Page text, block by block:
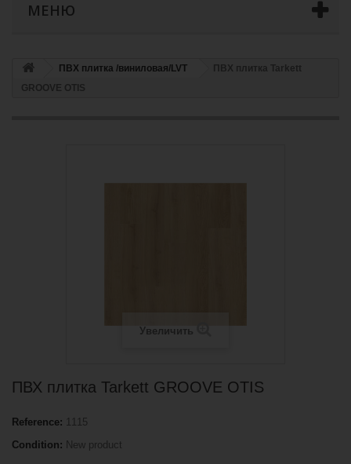
МЕНЮ
ПВХ плитка /виниловая/LVT
ПВХ плитка Tarkett
GROOVE OTIS
Увеличить
ПВХ плитка Tarkett GROOVE OTIS
Reference: 1115
Condition: New product